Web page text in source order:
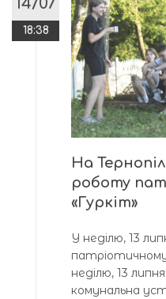
14/07
18:38
На
роботу
«Гуркіт»
У неділю, 13
неділю, 13
комунальна